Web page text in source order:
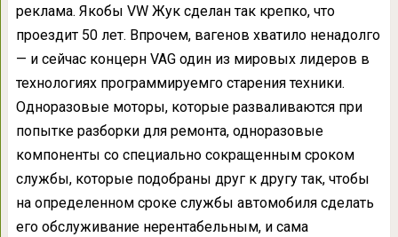
реклама. Якобы VW Жук сделан так крепко, что
проездит 50 лет. Впрочем, вагенов хватило ненадолго
— и сейчас концерн VAG один из мировых лидеров в
технологиях программируемго старения техники.
Одноразовые моторы, которые разваливаются при
попытке разборки для ремонта, одноразовые
компоненты со специально сокращенным сроком
службы, которые подобраны друг к другу так, чтобы
на определенном сроке службы автомобиля сделать
его обслуживание нерентабельным, и сама